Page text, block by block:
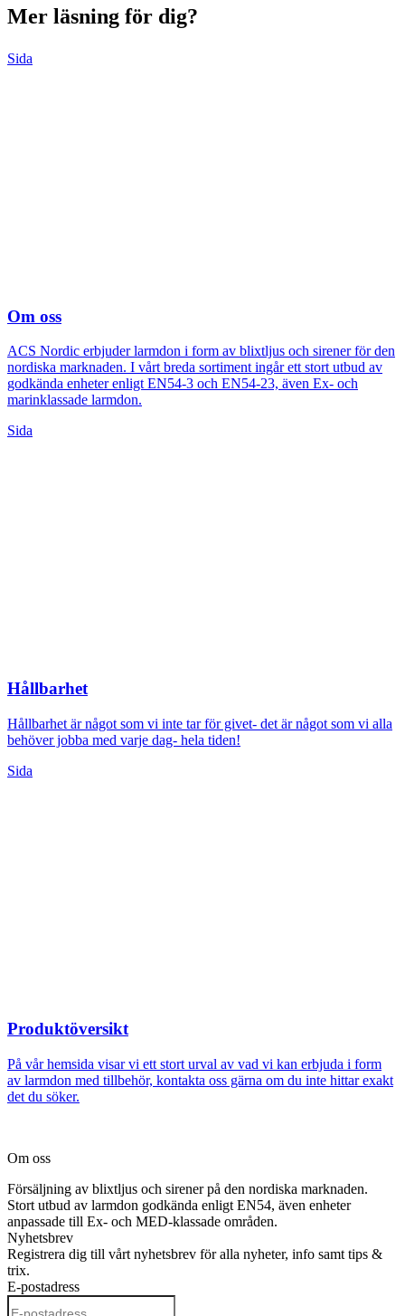
Mer läsning för dig?
Sida
Om oss
ACS Nordic erbjuder larmdon i form av blixtljus och sirener för den
nordiska marknaden. I vårt breda sortiment ingår ett stort utbud av
godkända enheter enligt EN54-3 och EN54-23, även Ex- och
marinklassade larmdon.
Sida
Hållbarhet
Hållbarhet är något som vi inte tar för givet- det är något som vi alla
behöver jobba med varje dag- hela tiden!
Sida
Produktöversikt
På vår hemsida visar vi ett stort urval av vad vi kan erbjuda i form
av larmdon med tillbehör, kontakta oss gärna om du inte hittar exakt
det du söker.
Om oss
Försäljning av blixtljus och sirener på den nordiska marknaden.
Stort utbud av larmdon godkända enligt EN54, även enheter
anpassade till Ex- och MED-klassade områden.
Nyhetsbrev
Registrera dig till vårt nyhetsbrev för alla nyheter, info samt tips &
trix.
E-postadress